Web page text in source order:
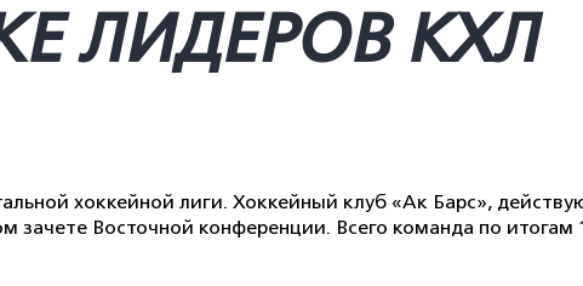
ЛИДЕРОВ КХЛ
хоккейной лиги. Хоккейный клуб «Ак Барс»,
зачете Восточной конференции. Всего команда по итогам